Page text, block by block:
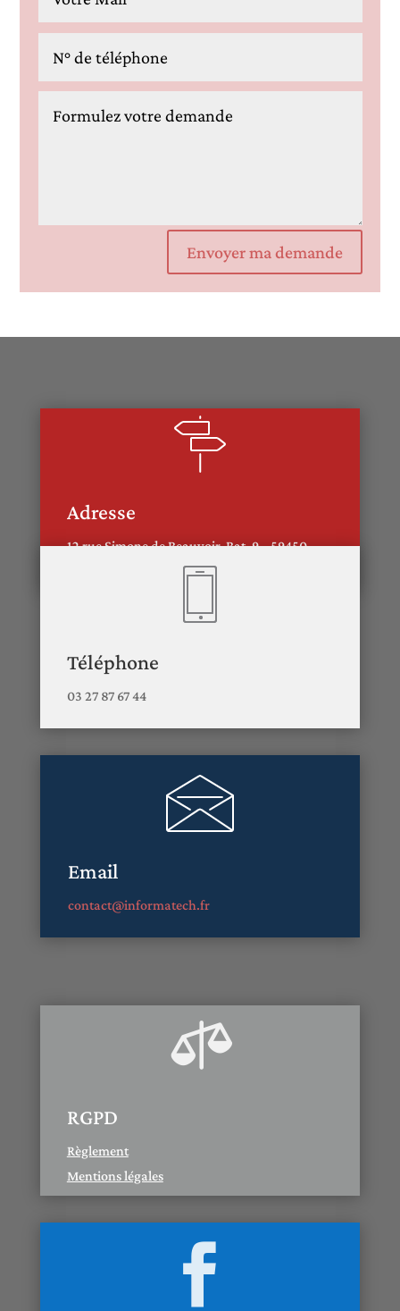
Envoyer ma demande
Adresse
12 rue Simone de Beauvoir Bat. 9 , 59450
Téléphone
03 27 87 67 44
Email
contact@informatech.fr

RGPD
Règlement
Mentions légales
